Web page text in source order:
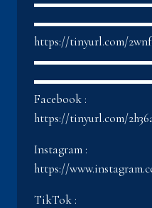
https://tinyurl.com/
▬▬▬▬▬▬▬▬▬▬▬
Facebook :
https://tinyurl.com/
Instagram :
https://
TikTok :